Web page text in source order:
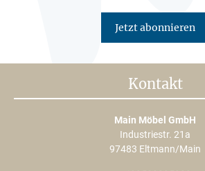
Jetzt abonnieren
Kontakt
Main Möbel GmbH
Industriestr. 21a
97483 Eltmann/Main